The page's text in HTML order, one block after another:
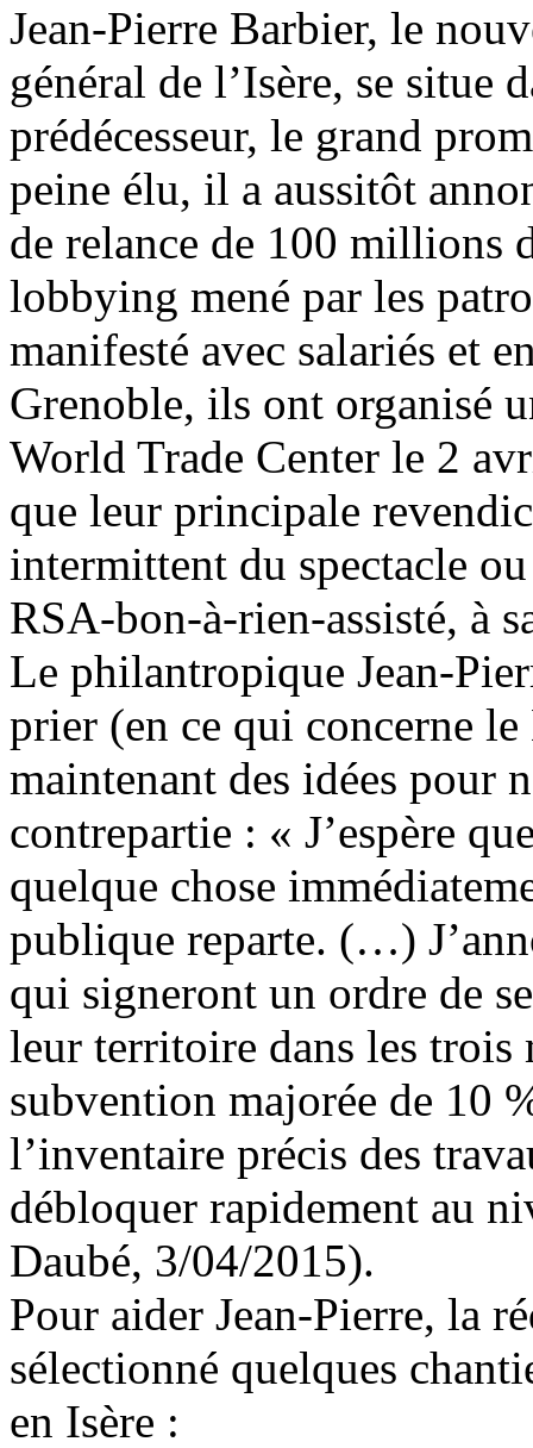
Jean-Pierre Barbier, le
général de l’Isère, se situe
prédécesseur, le grand
peine élu, il a aussitôt
de relance de 100 millions
lobbying mené par les
manifesté avec salariés et
Grenoble, ils ont organisé
World Trade Center le 2
que leur principale
intermittent du spectacle
RSA-bon-à-rien-assisté, à
Le philantropique Jean-
prier (en ce qui concerne
maintenant des idées pour
contrepartie : « J’espère
quelque chose
publique reparte. (…)
qui signeront un ordre de
leur territoire dans les
subvention majorée de 10
l’inventaire précis des
débloquer rapidement au
Daubé, 3/04/2015).
Pour aider Jean-Pierre, la
sélectionné quelques
en Isère :